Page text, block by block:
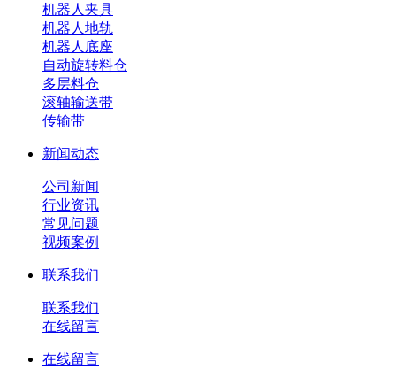
机器人夹具
机器人地轨
机器人底座
自动旋转料仓
多层料仓
滚轴输送带
传输带
新闻动态
公司新闻
行业资讯
常见问题
视频案例
联系我们
联系我们
在线留言
在线留言